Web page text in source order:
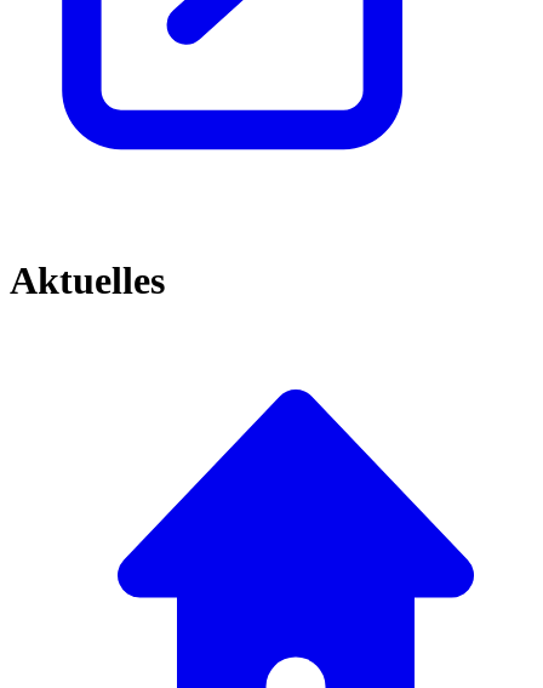
Aktuelles